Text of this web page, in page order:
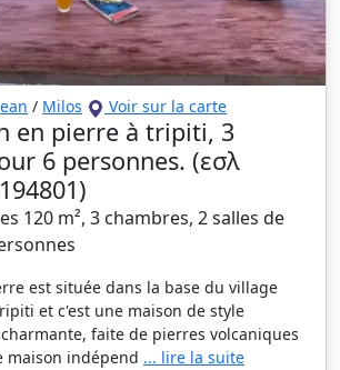
/ Milos Voir sur la carte
en pierre à tripiti, 3
6 personnes. (εσλ
120 m², 3 chambres, 2 salles de
est située dans la base du village
et c'est une maison de style
faite de pierres volcaniques
maison indépend ... lire la suite